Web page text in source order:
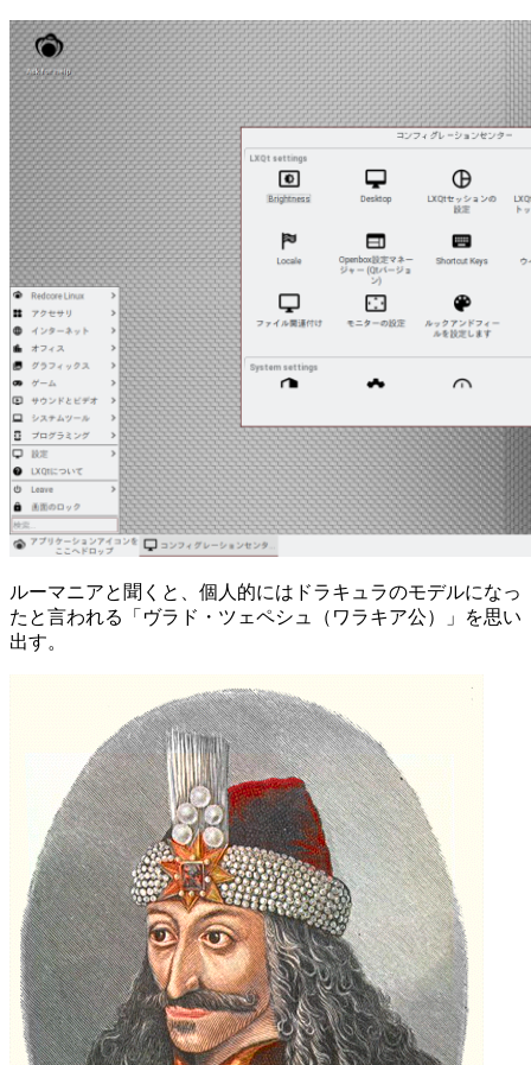
ルーマニアと聞くと、個人的にはドラキュラのモデルになっ
たと言われる「ヴラド・ツェペシュ（ワラキア公）」を思い
出す。